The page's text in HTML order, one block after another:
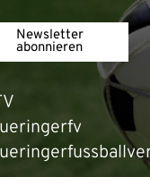
Newsletter
abonnieren